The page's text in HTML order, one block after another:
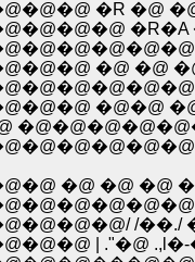
�@ �@
�@�@
�@ �@ �@
/��./